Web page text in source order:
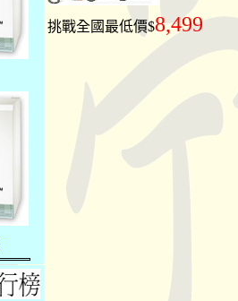
挑戰全國最低價$8,499